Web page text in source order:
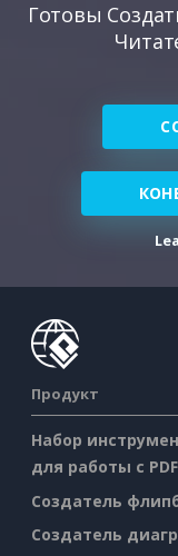
Готовы
Продукт
Набор
для работы с PDF
Создатель
Создатель